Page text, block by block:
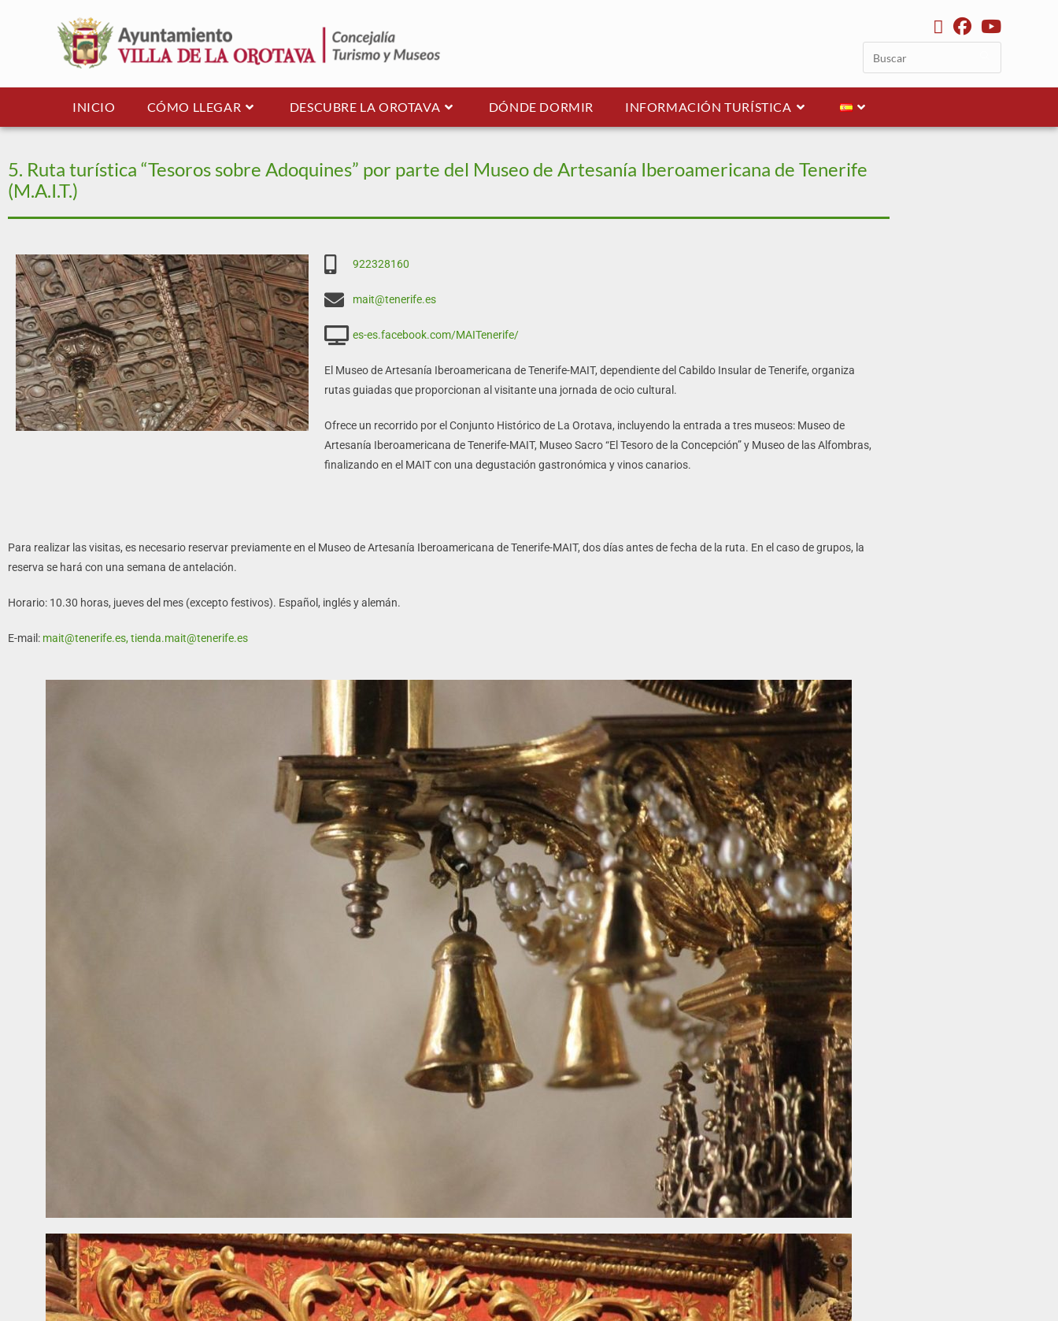
INICIO CÓMO LLEGAR DESCUBRE LA OROTAVA DÓNDE DORMIR INFORMACIÓN TURÍSTICA
5. Ruta turística “Tesoros sobre Adoquines” por parte del Museo de Artesanía Iberoamericana de Tenerife
(M.A.I.T.)
922328160
mait@tenerife.es
es-es.facebook.com/MAITenerife/
El Museo de Artesanía Iberoamericana de Tenerife-MAIT, dependiente del Cabildo Insular de Tenerife, organiza
rutas guiadas que proporcionan al visitante una jornada de ocio cultural.
Ofrece un recorrido por el Conjunto Histórico de La Orotava, incluyendo la entrada a tres museos: Museo de
Artesanía Iberoamericana de Tenerife-MAIT, Museo Sacro “El Tesoro de la Concepción” y Museo de las Alfombras,
finalizando en el MAIT con una degustación gastronómica y vinos canarios.
Para realizar las visitas, es necesario reservar previamente en el Museo de Artesanía Iberoamericana de Tenerife-MAIT, dos días antes de fecha de la ruta. En el caso de grupos, la
reserva se hará con una semana de antelación.
Horario: 10.30 horas, jueves del mes (excepto festivos). Español, inglés y alemán.
E-mail: mait@tenerife.es, tienda.mait@tenerife.es